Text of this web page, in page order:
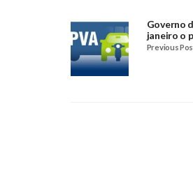
Governo
janeiro o
Previous